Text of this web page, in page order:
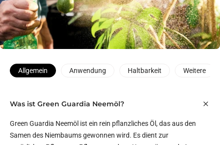
Allgemein Anwendung Haltbarkeit Weitere
Was ist Green Guardia Neemöl?
Green Guardia Neemöl ist ein rein pflanzliches Öl, das aus den
Samen des Niembaums gewonnen wird. Es dient zur